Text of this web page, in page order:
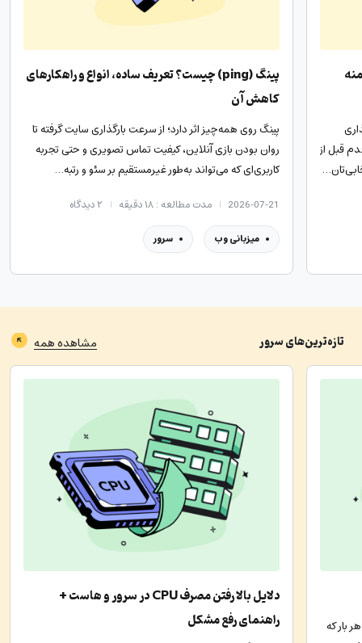
قبل از
پینگ (ping) چیست؟ تعریف ساده، انواع و راهکارهای
کاهش آن
پینگ روی همه‌چیز اثر دارد؛ از سرعت بارگذاری سایت گرفته تا
روان بودن بازی آنلاین، کیفیت تماس تصویری و حتی تجربه
کاربری‌ای که می‌تواند به‌طور غیرمستقیم بر سئو و رتبه…
2026-07-21 مدت مطالعه : ۱۸ دقیقه ۲دیدگاه
میزبانی وب سرور
تازه‌ترین‌هایسرور مشاهده همه
بار که
دلایل بالا رفتن مصرف CPU در سرور و هاست +
راهنمای رفع مشکل